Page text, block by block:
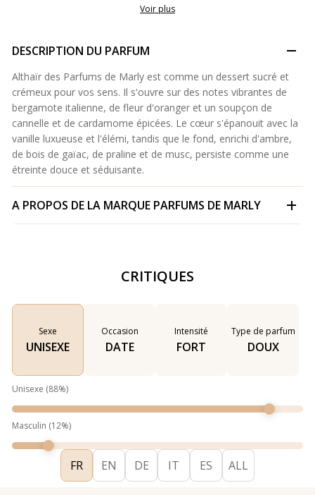
Voir plus
DESCRIPTION DU PARFUM
Althaïr des Parfums de Marly est comme un dessert sucré et
crémeux pour vos sens. Il s'ouvre sur des notes vibrantes de
bergamote italienne, de fleur d'oranger et un soupçon de
cannelle et de cardamome épicées. Le cœur s'épanouit avec la
vanille luxueuse et l'élémi, tandis que le fond, enrichi d'ambre,
de bois de gaïac, de praline et de musc, persiste comme une
étreinte douce et séduisante.
A PROPOS DE LA MARQUE PARFUMS DE MARLY
CRITIQUES
Sexe
UNISEXE
Occasion
DATE
Intensité
FORT
Type de parfum
DOUX
Unisexe (88%)
Masculin (12%)
FR EN DE IT ES ALL